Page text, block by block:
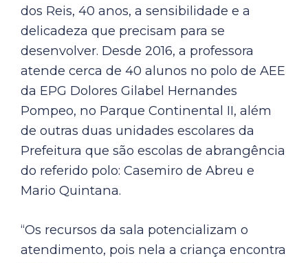
dos Reis, 40 anos, a sensibilidade e a
delicadeza que precisam para se
desenvolver. Desde 2016, a professora
atende cerca de 40 alunos no polo de AEE
da EPG Dolores Gilabel Hernandes
Pompeo, no Parque Continental II, além
de outras duas unidades escolares da
Prefeitura que são escolas de abrangência
do referido polo: Casemiro de Abreu e
Mario Quintana.
“Os recursos da sala potencializam o
atendimento, pois nela a criança encontra